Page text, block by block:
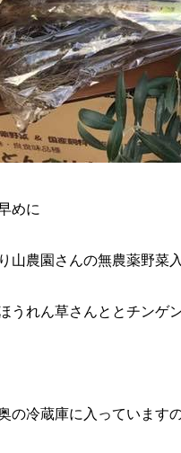
めに
山農園さんの無農薬野菜
うれん草さんととチンゲ
の冷蔵庫に入っています